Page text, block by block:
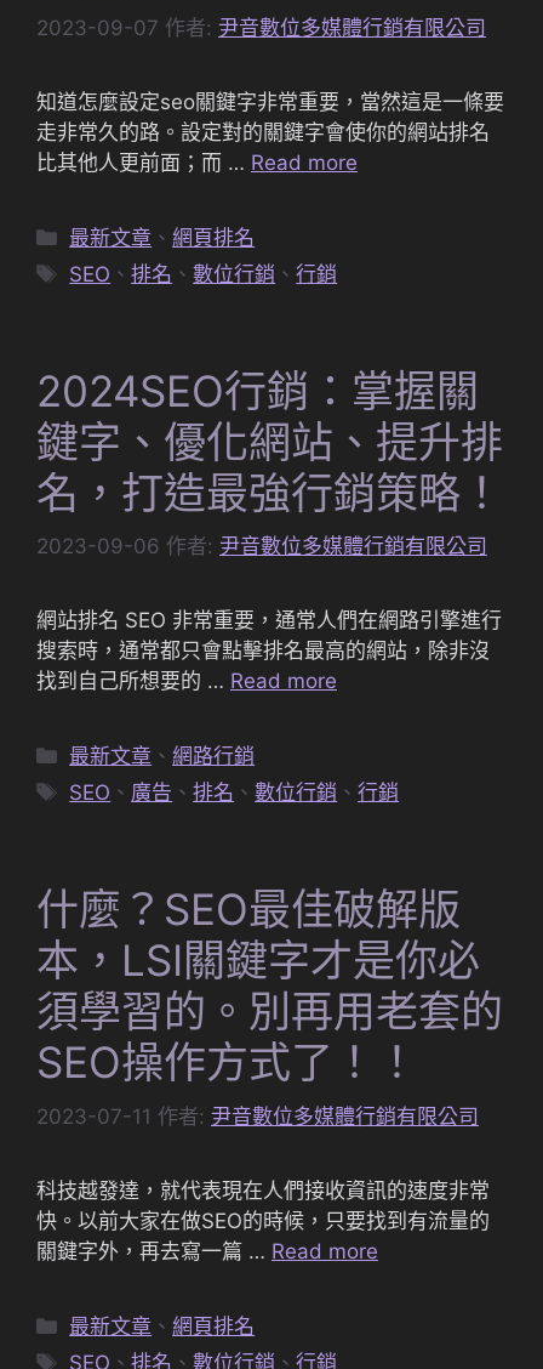
2023-09-07 作者: 尹音數位多媒體行銷有限公司
知道怎麼設定seo關鍵字非常重要，當然這是一條要
走非常久的路。設定對的關鍵字會使你的網站排名
比其他人更前面；而 … Read more
分
類
最新文章 、網頁排名
標
SEO 、排名 、數位行銷 、行銷
2024SEO行銷：掌握關
鍵字、優化網站、提升排
名，打造最強行銷策略！
2023-09-06 作者: 尹音數位多媒體行銷有限公司
網站排名 SEO 非常重要，通常人們在網路引擎進行
搜索時，通常都只會點擊排名最高的網站，除非沒
找到自己所想要的 … Read more
分
類
最新文章 、網路行銷
標
SEO 、 廣告 、排名 、數位行銷 、行銷
什麼？SEO最佳破解版
本，LSI關鍵字才是你必
須學習的。別再用老套的
SEO操作方式了！！
2023-07-11 作者: 尹音數位多媒體行銷有限公司
科技越發達，就代表現在人們接收資訊的速度非常
快。以前大家在做SEO的時候，只要找到有流量的
關鍵字外，再去寫一篇 … Read more
分
類
最新文章 、網頁排名
標
SEO 、排名 、數位行銷 、行銷